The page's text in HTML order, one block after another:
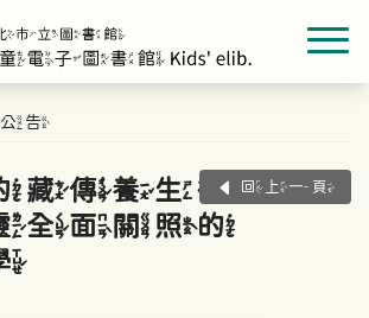
告
藏傳養生術
全面關照的
回上一頁